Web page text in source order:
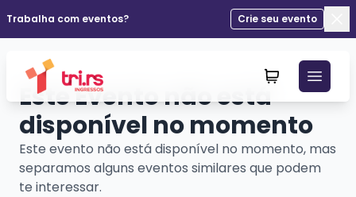
Trabalha com eventos?
Crie seu evento
Este Evento não está
disponível no momento
Este evento não está disponível no momento, mas
separamos alguns eventos similares que podem
te interessar.